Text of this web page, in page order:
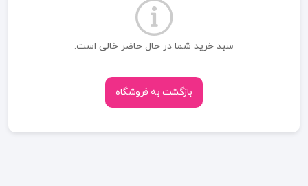
سبد خرید شما در حال حاضر خالی است.
بازگشت به فروشگاه